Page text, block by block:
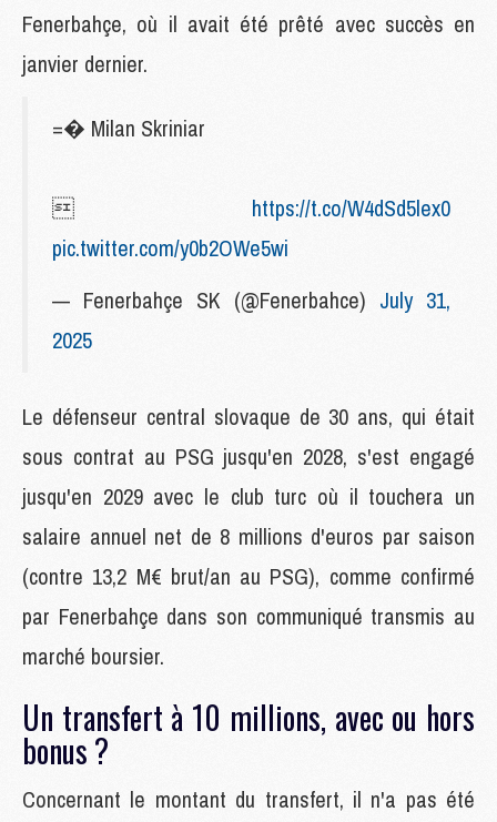
Fenerbahçe, où il avait été prêté avec succès en
janvier dernier.
=� Milan Skriniar
 https://t.co/W4dSd5lex0
pic.twitter.com/y0b2OWe5wi
— Fenerbahçe SK (@Fenerbahce) July 31,
2025
Le défenseur central slovaque de 30 ans, qui était
sous contrat au PSG jusqu'en 2028, s'est engagé
jusqu'en 2029 avec le club turc où il touchera un
salaire annuel net de 8 millions d'euros par saison
(contre 13,2 M€ brut/an au PSG), comme confirmé
par Fenerbahçe dans son communiqué transmis au
marché boursier.
Un transfert à 10 millions, avec ou hors
bonus ?
Concernant le montant du transfert, il n'a pas été